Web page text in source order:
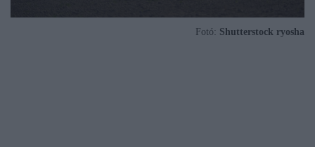
Fotó: Shutterstock ryosha